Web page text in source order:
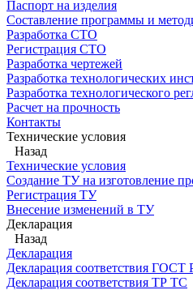
Паспорт на изделия
Составление программы и
Разработка СТО
Регистрация СТО
Разработка чертежей
Разработка технологических
Разработка технологического
Расчет на прочность
Контакты
Технические условия
Назад
Технические условия
Создание ТУ на изготовление
Регистрация ТУ
Внесение изменений в ТУ
Декларация
Назад
Декларация
Декларация соответствия ГОСТ
Декларация соответствия ТР ТС